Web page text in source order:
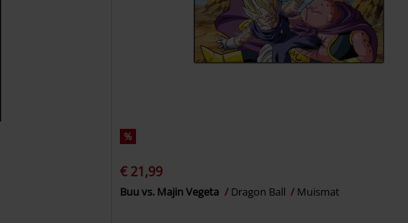
%
€ 21,99
Buu vs. Majin Vegeta Dragon Ball Muismat